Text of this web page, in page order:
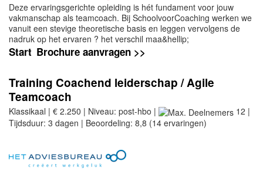
Deze ervaringsgerichte opleiding is hét fundament voor jouw
vakmanschap als teamcoach. Bij SchoolvoorCoaching werken we
vanuit een stevige theoretische basis en leggen vervolgens de
nadruk op het ervaren ? het verschil maa&hellip;
Start Brochure aanvragen >>
Training Coachend leiderschap / Agile
Teamcoach
Klassikaal | € 2.250 | Niveau: post-hbo |
12 |
Tijdsduur: 3 dagen | Beoordeling: 8,8 (14 ervaringen)